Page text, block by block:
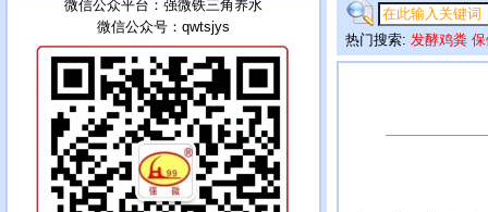
微信公众平台：强微铁三角养水
微信公众号：qwtsjys
热门搜索: 发酵鸡粪